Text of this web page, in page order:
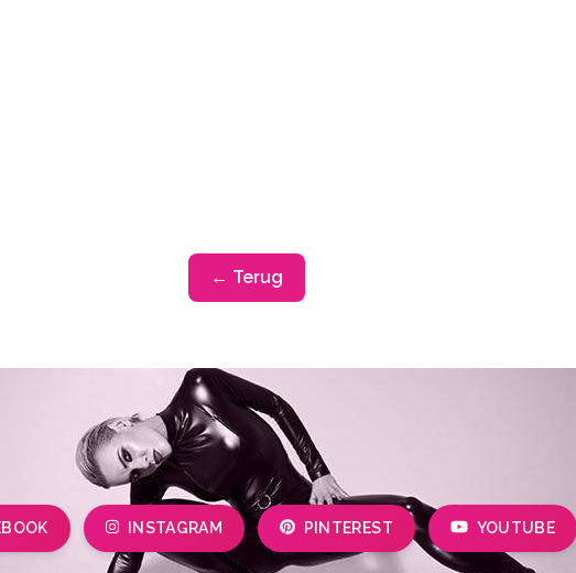
← Terug
INSTAGRAM PINTEREST YOUTUBE